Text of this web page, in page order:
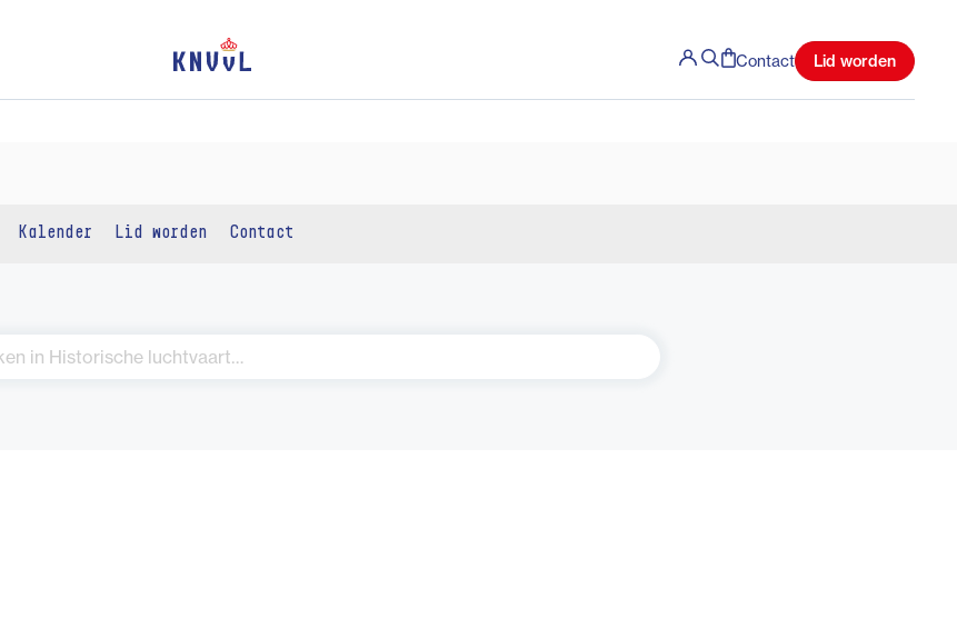
Contact Lid worden
Kalender Lid worden Contact